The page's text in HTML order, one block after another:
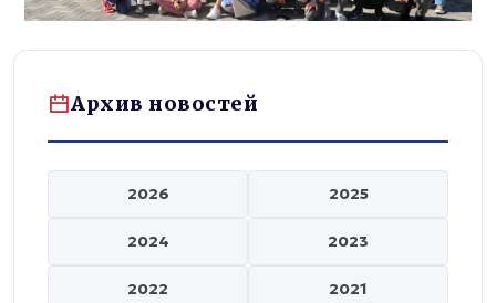
Архив новостей
2026 2025
2024 2023
2022 2021